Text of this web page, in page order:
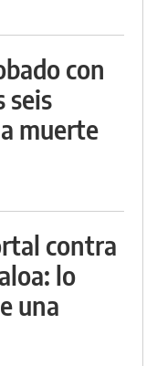
con
seis
muerte
contra
lo
una